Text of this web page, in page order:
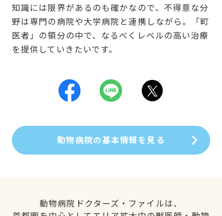
知識には限界があるのも確かなので、不得意な分
野は専門の病院や大学病院と連携しながら。「町
医者」の領分の中で、なるべくレベルの高い治療
を提供していきたいです。
動物病院の基本情報を見る
動物病院ドクターズ・ファイルは、